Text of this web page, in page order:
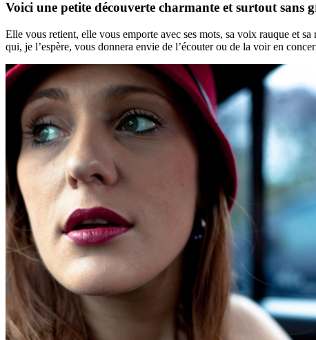
Voici une petite découverte charmante et surtout sans
Elle vous retient, elle vous emporte avec ses mots, sa voix rauque et
qui, je l’espère, vous donnera envie de l’écouter ou de la voir en